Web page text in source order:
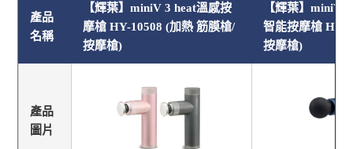
產品
名稱
【輝葉】miniV 3 heat溫感按
摩槍 HY-10508 (加熱 筋膜槍/
按摩槍)
【輝葉】miniV
智能按摩槍 HY-
按摩槍)
產品
圖片